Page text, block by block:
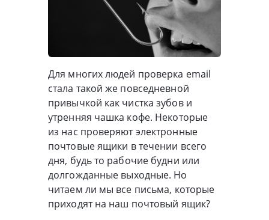
Для многих людей проверка email
стала такой же повседневной
привычкой как чистка зубов и
утренняя чашка кофе. Некоторые
из нас проверяют электронные
почтовые ящики в течении всего
дня, будь то рабочие будни или
долгожданные выходные. Но
читаем ли мы все письма, которые
приходят на наш почтовый ящик?